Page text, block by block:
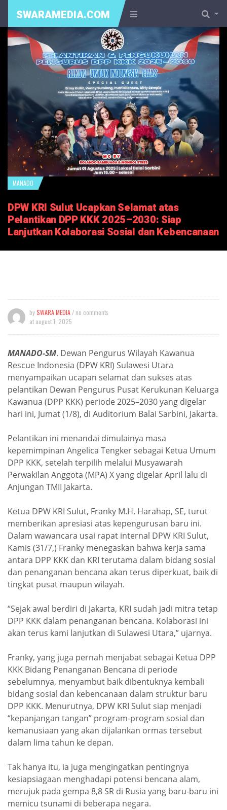
SWARAMEDIA.COM
MANADO
DPW KRI Sulut Ucapkan Selamat atas
Pelantikan DPP KKK 2025–2030: Siap
Lanjutkan Kolaborasi Sosial dan Kebencanaan
bySWARA MEDIA/ no comments
at august 1, 2025
MANADO-SM. Dewan Pengurus Wilayah Kawanua
Rescue Indonesia (DPW KRI) Sulawesi Utara
menyampaikan ucapan selamat dan sukses atas
pelantikan Dewan Pengurus Pusat Kerukunan Keluarga
Kawanua (DPP KKK) periode 2025–2030 yang digelar
hari ini, Jumat (1/8), di Auditorium Balai Sarbini, Jakarta.
Pelantikan ini menandai dimulainya masa
kepemimpinan Angelica Tengker sebagai Ketua Umum
DPP KKK, setelah terpilih melalui Musyawarah
Perwakilan Anggota (MPA) X yang digelar April lalu di
Anjungan TMII Jakarta.
Ketua DPW KRI Sulut, Franky M.H. Harahap, SE, turut
memberikan apresiasi atas kepengurusan baru ini.
Dalam wawancara usai rapat internal DPW KRI Sulut,
Kamis (31/7,) Franky menegaskan bahwa kerja sama
antara DPP KKK dan KRI terutama dalam bidang sosial
dan penanganan bencana akan terus diperkuat, baik di
tingkat pusat maupun wilayah.
“Sejak awal berdiri di Jakarta, KRI sudah jadi mitra tetap
DPP KKK dalam penanganan bencana. Kolaborasi ini
akan terus kami lanjutkan di Sulawesi Utara,” ujarnya.
Franky, yang juga pernah menjabat sebagai Ketua DPP
KKK Bidang Penanganan Bencana di periode
sebelumnya, menyambut baik dibentuknya kembali
bidang sosial dan kebencanaan dalam struktur baru
DPP KKK. Menurutnya, DPW KRI Sulut siap menjadi
“kepanjangan tangan” program-program sosial dan
kemanusiaan yang akan dijalankan ormas tersebut
dalam lima tahun ke depan.
Tak hanya itu, ia juga mengingatkan pentingnya
kesiapsiagaan menghadapi potensi bencana alam,
merujuk pada gempa 8,8 SR di Rusia yang baru-baru ini
memicu tsunami di beberapa negara.